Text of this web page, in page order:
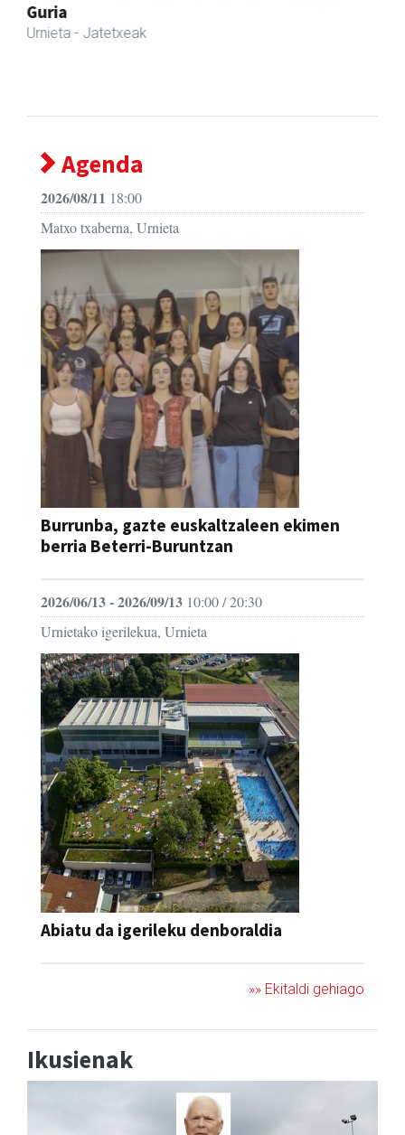
Urnietako AEK euskaltegia
Urnieta - Euskaltegiak
Agenda
2026/08/11 18:00
Matxo txaberna, Urnieta
Burrunba, gazte euskaltzaleen ekimen
berria Beterri-Buruntzan
2026/06/13 - 2026/09/13 10:00 / 20:30
Urnietako igerilekua, Urnieta
Abiatu da igerileku denboraldia
»» Ekitaldi gehiago
Ikusienak